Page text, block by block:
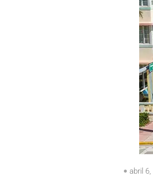
abril